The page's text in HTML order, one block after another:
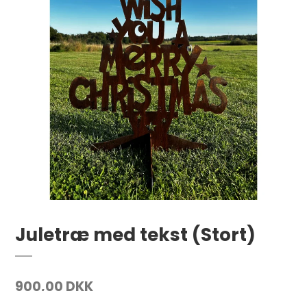
Juletræ med tekst (Stort)
900,00 DKK